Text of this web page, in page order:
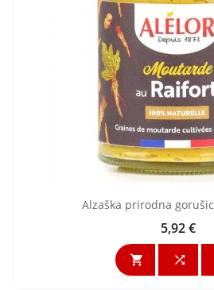
Alzaška prirodna
Cijena
5,92 €
 